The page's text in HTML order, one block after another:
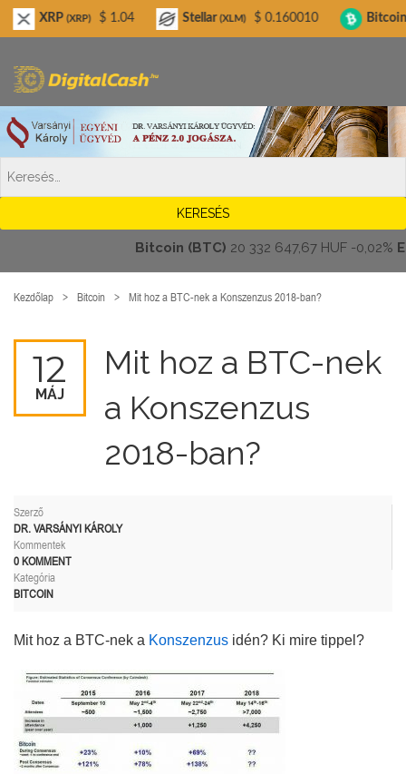
Bitcoin (BTC)20 332 647,67 HUF-0,02%
Kezdőlap Bitcoin Mit hoz a BTC-nek a Konszenzus 2018-ban?
12
MÁJ
Mit hoz a BTC-nek
a Konszenzus
2018-ban?
Szerző
DR. VARSÁNYI KÁROLY
Kommentek
0 KOMMENT
Kategória
BITCOIN
Mit hoz a BTC-nek a Konszenzus idén? Ki mire tippel?
(XRP) $ 1.04 Stellar(XLM) $ 0.160010 Bitcoin Cash
Digitalcash.hu